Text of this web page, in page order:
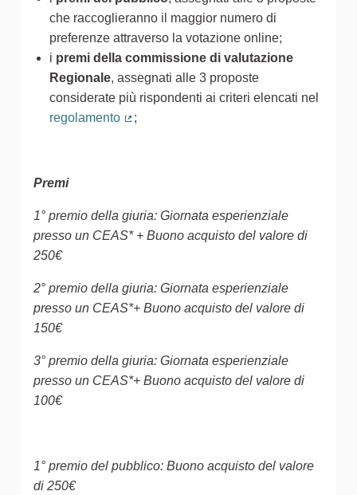
che raccoglieranno il maggior numero di
preferenze attraverso la votazione online;
i premi della commissione di valutazione
Regionale, assegnati alle 3 proposte
considerate più rispondenti ai criteri elencati nel
regolamento
;
Premi
1° premio della giuria: Giornata esperienziale
presso un CEAS* + Buono acquisto del valore di
250€
2° premio della giuria: Giornata esperienziale
presso un CEAS*+ Buono acquisto del valore di
150€
3° premio della giuria: Giornata esperienziale
presso un CEAS*+ Buono acquisto del valore di
100€
1° premio del pubblico: Buono acquisto del valore
di 250€